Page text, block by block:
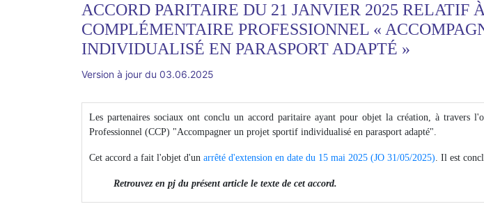
ACCORD PARITAIRE DU 21 JANVIER 2025 RELATIF
COMPLÉMENTAIRE PROFESSIONNEL «
INDIVIDUALISÉ EN PARASPORT ADAPTÉ »
Version à jour du 03.06.2025
Les partenaires sociaux ont conclu un accord paritaire ayant pour objet la création, à travers
Professionnel (CCP) "Accompagner un projet sportif individualisé en parasport adapté".
Cet accord a fait l'objet d'un arrêté d'extension en date du 15 mai 2025 (JO 31/05/2025). Il est
Retrouvez en pj du présent article le texte de cet accord.